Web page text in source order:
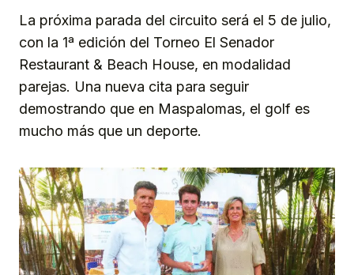
La próxima parada del circuito será el 5 de julio,
con la 1ª edición del Torneo El Senador
Restaurant & Beach House, en modalidad
parejas. Una nueva cita para seguir
demostrando que en Maspalomas, el golf es
mucho más que un deporte.